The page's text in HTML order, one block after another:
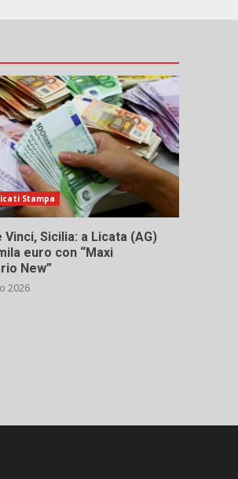
Stampa
Vinci, Sicilia: a Licata (AG)
euro con “Maxi
New”
2026